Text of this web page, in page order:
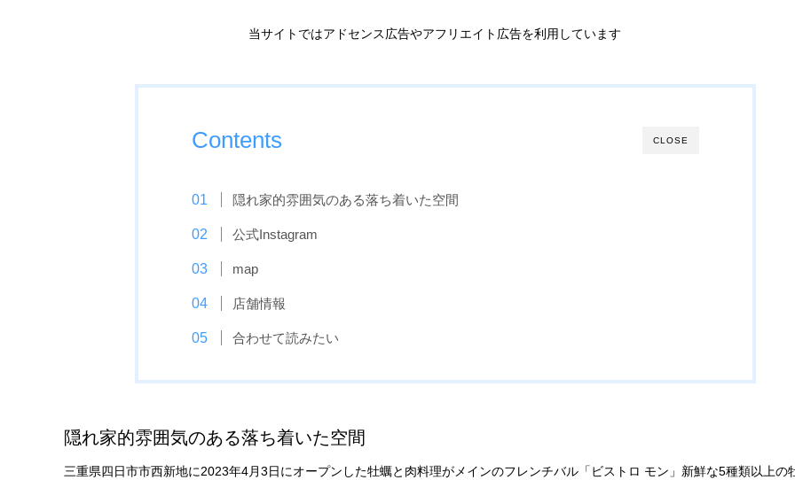
当サイトではアドセンス広告やアフリエイト広告を利用しています
CLOSE
Contents
隠れ家的雰囲気のある落ち着いた空間
公式Instagram
map
店舗情報
合わせて読みたい
隠れ家的雰囲気のある落ち着いた空間
三重県四日市市西新地に2023年4月3日にオープンした牡蠣と肉料理がメインのフレンチバル「ビストロ モン」新鮮な5種類以上の